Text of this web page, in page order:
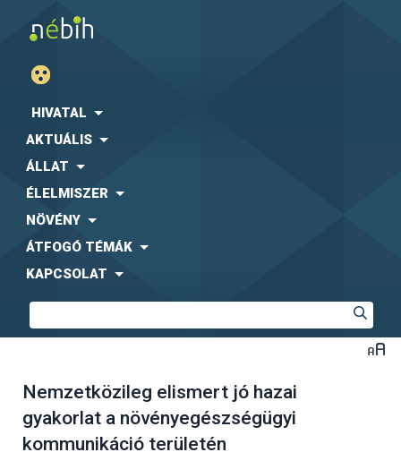
HIVATAL
AKTUÁLIS
ÁLLAT
ÉLELMISZER
NÖVÉNY
ÁTFOGÓ TÉMÁK
KAPCSOLAT
Nemzetközileg elismert jó hazai
gyakorlat a növényegészségügyi
kommunikáció területén